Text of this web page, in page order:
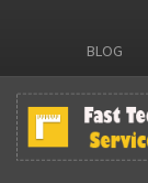
BLOG